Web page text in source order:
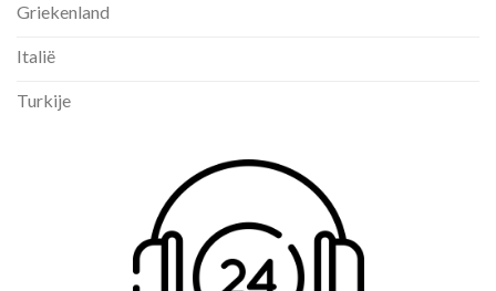
Griekenland
Italië
Turkije